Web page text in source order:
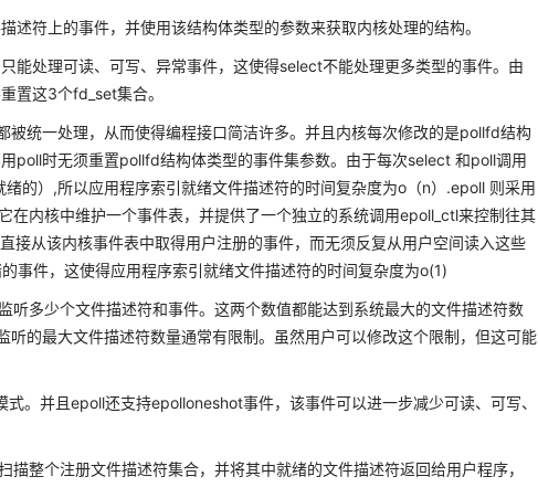
符上的事件，并使用该结构体类型的参数来获取内核处理的结构。
能处理可读、可写、异常事件，这使得select不能处理更多类型的事件。由
置这3个fd_set集合。
统一处理，从而使得编程接口简洁许多。并且内核每次修改的是pollfd结构
poll时无须重置pollfd结构体类型的事件集参数。由于每次select 和poll调用
的）,所以应用程序索引就绪文件描述符的时间复杂度为o（n）.epoll 则采用
内核中维护一个事件表，并提供了一个独立的系统调用epoll_ctl来控制往其
接从该内核事件表中取得用户注册的事件，而无须反复从用户空间读入这些
事件，这使得应用程序索引就绪文件描述符的时间复杂度为o(1)
多少个文件描述符和事件。这两个数值都能达到系统最大的文件描述符数
最大文件描述符数量通常有限制。虽然用户可以修改这个限制，但这可能
。并且epoll还支持epolloneshot事件，该事件可以进一步减少可读、可写、
整个注册文件描述符集合，并将其中就绪的文件描述符返回给用户程序，